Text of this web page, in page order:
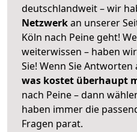
deutschlandweit – wir
Netzwerkan unserer
Köln nach Peine geht!
weiterwissen – haben
Sie! Wenn Sie
was kostet überhaupt
nach Peine – dann
haben immer die
Fragen parat.